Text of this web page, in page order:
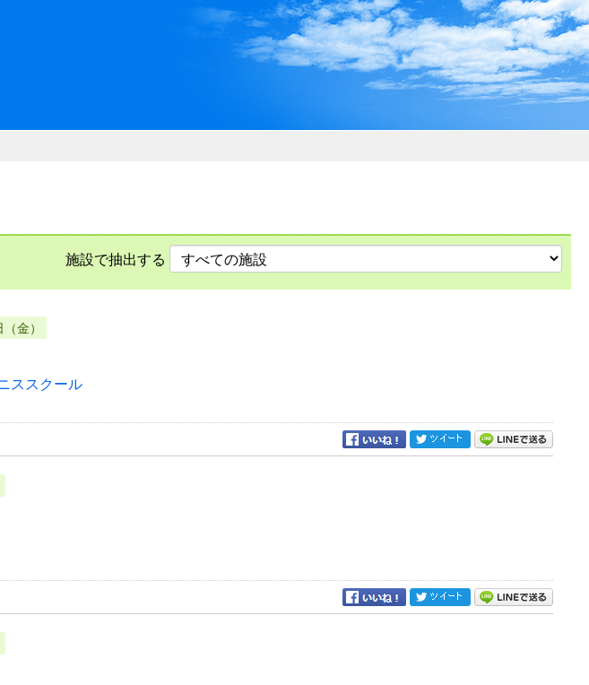
公社 いしかわおでかけガイド
施設で抽出する
金）
ススクール